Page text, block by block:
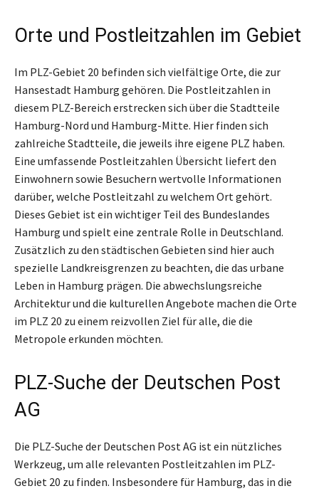
Orte und Postleitzahlen im Gebiet
Im PLZ-Gebiet 20 befinden sich vielfältige Orte, die zur
Hansestadt Hamburg gehören. Die Postleitzahlen in
diesem PLZ-Bereich erstrecken sich über die Stadtteile
Hamburg-Nord und Hamburg-Mitte. Hier finden sich
zahlreiche Stadtteile, die jeweils ihre eigene PLZ haben.
Eine umfassende Postleitzahlen Übersicht liefert den
Einwohnern sowie Besuchern wertvolle Informationen
darüber, welche Postleitzahl zu welchem Ort gehört.
Dieses Gebiet ist ein wichtiger Teil des Bundeslandes
Hamburg und spielt eine zentrale Rolle in Deutschland.
Zusätzlich zu den städtischen Gebieten sind hier auch
spezielle Landkreisgrenzen zu beachten, die das urbane
Leben in Hamburg prägen. Die abwechslungsreiche
Architektur und die kulturellen Angebote machen die Orte
im PLZ 20 zu einem reizvollen Ziel für alle, die die
Metropole erkunden möchten.
PLZ-Suche der Deutschen Post
AG
Die PLZ-Suche der Deutschen Post AG ist ein nützliches
Werkzeug, um alle relevanten Postleitzahlen im PLZ-
Gebiet 20 zu finden. Insbesondere für Hamburg, das in die